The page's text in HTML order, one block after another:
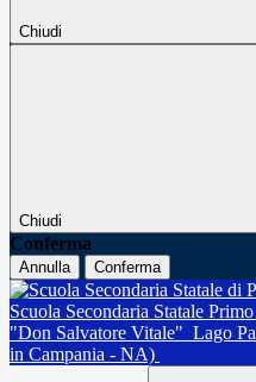
Chiudi
Chiudi
Conferma
Annulla Conferma
Scuola Secondaria Statale
"Don Salvatore Vitale" Lago
in Campania - NA)